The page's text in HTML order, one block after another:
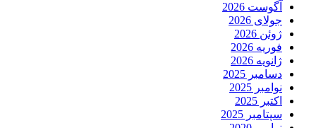
آگوست 2026
جولای 2026
ژوئن 2026
فوریه 2026
ژانویه 2026
دسامبر 2025
نوامبر 2025
اکتبر 2025
سپتامبر 2025